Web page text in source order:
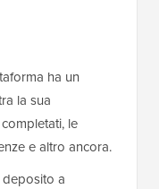
ha un
la sua
le
e altro ancora.
a